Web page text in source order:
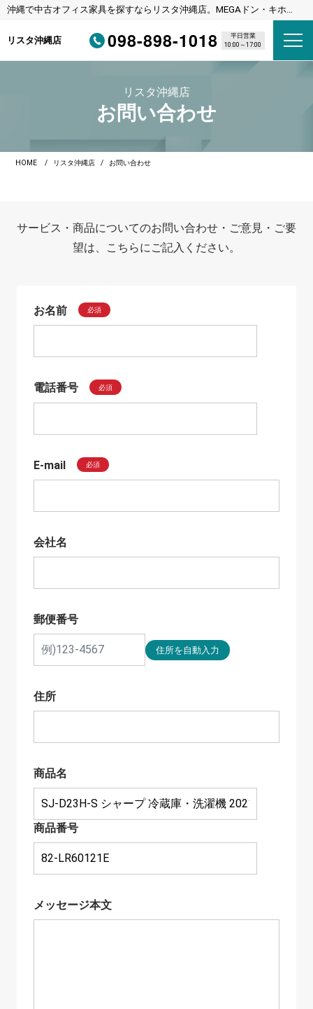
沖縄で中古オフィス家具を探すならリスタ沖縄店。MEGAドン・キホー
リスタ沖縄店
098-898-1018
平日営業
10:00～17:00
リスタ沖縄店
お問い合わせ
HOME リスタ沖縄店 お問い合わせ
サービス・商品についてのお問い合わせ・ご意見・ご要
望は、こちらにご記入ください。
お名前 必須
電話番号 必須
E-mail 必須
会社名
郵便番号
住所
商品名
商品番号
メッセージ本文